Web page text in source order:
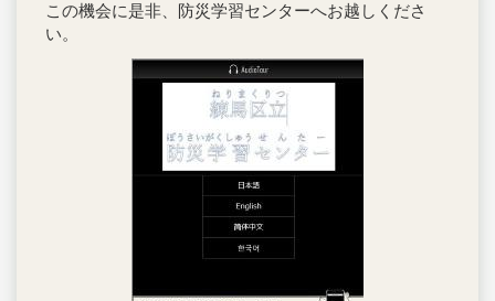
この機会に是非、防災学習センターへお越しくださ
い。